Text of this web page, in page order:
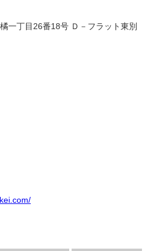
一丁目26番18号 Ｄ－フラット東別